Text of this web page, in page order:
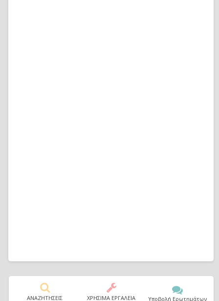
ΑΝΑΖΗΤΗΣΕΙΣ ΧΡΗΣΙΜΑ ΕΡΓΑΛΕΙΑ Υποβολή Ερωτημάτων